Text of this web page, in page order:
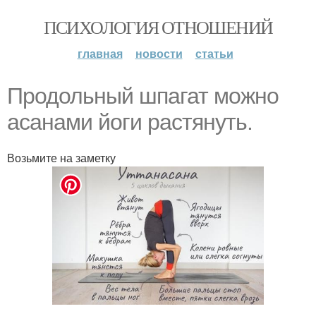
ПСИХОЛОГИЯ ОТНОШЕНИЙ
главная новости статьи
Продольный шпагат можно
асанами йоги растянуть.
Возьмите на заметку